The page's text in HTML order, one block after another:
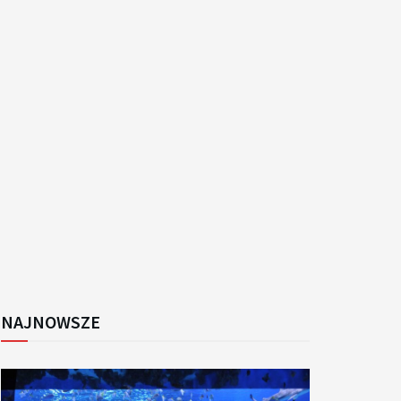
NAJNOWSZE